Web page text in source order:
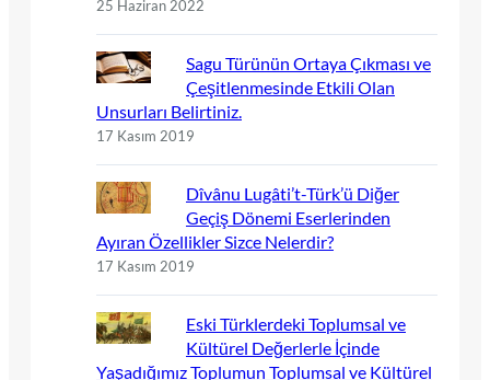
25 Haziran 2022
Sagu Türünün Ortaya Çıkması ve
Çeşitlenmesinde Etkili Olan
Unsurları Belirtiniz.
17 Kasım 2019
Dîvânu Lugâti’t-Türk’ü Diğer
Geçiş Dönemi Eserlerinden
Ayıran Özellikler Sizce Nelerdir?
17 Kasım 2019
Eski Türklerdeki Toplumsal ve
Kültürel Değerlerle İçinde
Yaşadığımız Toplumun Toplumsal ve Kültürel